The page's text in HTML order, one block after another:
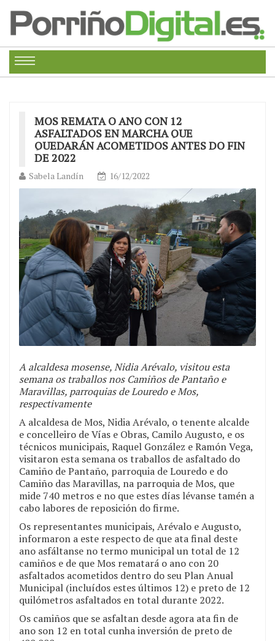
MOS REMATA O ANO CON 12
ASFALTADOS EN MARCHA QUE
QUEDARÁN ACOMETIDOS ANTES DO FIN
DE 2022
Sabela Landín 16/12/2022
A alcaldesa mosense, Nidia Arévalo, visitou esta
semana os traballos nos Camiños de Pantaño e
Maravillas, parroquias de Louredo e Mos,
respectivamente
A alcaldesa de Mos, Nidia Arévalo, o tenente alcalde
e concelleiro de Vías e Obras, Camilo Augusto, e os
técnicos municipais, Raquel González e Ramón Vega,
visitaron esta semana os traballos de asfaltado do
Camiño de Pantaño, parroquia de Louredo e do
Camiño das Maravillas, na parroquia de Mos, que
mide 740 metros e no que estes días lévanse tamén a
cabo labores de reposición do firme.
Os representantes municipais, Arévalo e Augusto,
informaron a este respecto de que ata final deste
ano asfáltanse no termo municipal un total de 12
camiños e de que Mos rematará o ano con 20
asfaltados acometidos dentro do seu Plan Anual
Municipal (incluídos estes últimos 12) e preto de 12
quilómetros asfaltados en total durante 2022.
Os camiños que se asfaltan desde agora ata fin de
ano son 12 en total cunha inversión de preto de